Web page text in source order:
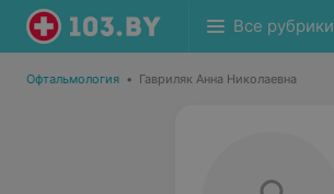
Все рубрики
Офтальмология • Гавриляк Анна Николаевна